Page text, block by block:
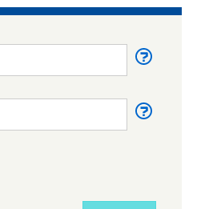
Nome
utente
Password